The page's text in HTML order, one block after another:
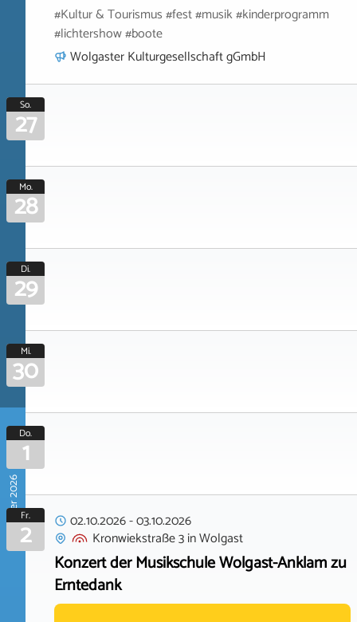
#Kultur & Tourismus #fest #musik #kinderprogramm
#lichtershow #boote
Wolgaster Kulturgesellschaft gGmbH
So.
27
Mo.
28
Di.
29
Mi.
30
Oktober 2026
Do.
1
Fr.
2 02.10.2026-03.10.2026
Kronwiekstraße 3inWolgast
Konzert der Musikschule Wolgast-Anklam zu
Erntedank